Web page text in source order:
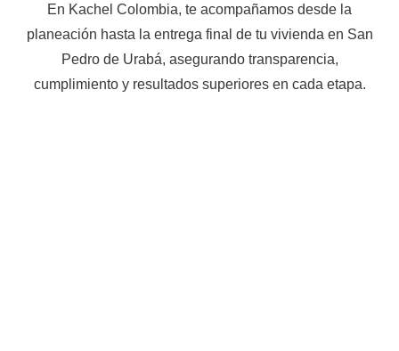
En Kachel Colombia, te acompañamos desde la
planeación hasta la entrega final de tu vivienda en San
Pedro de Urabá, asegurando transparencia,
cumplimiento y resultados superiores en cada etapa.